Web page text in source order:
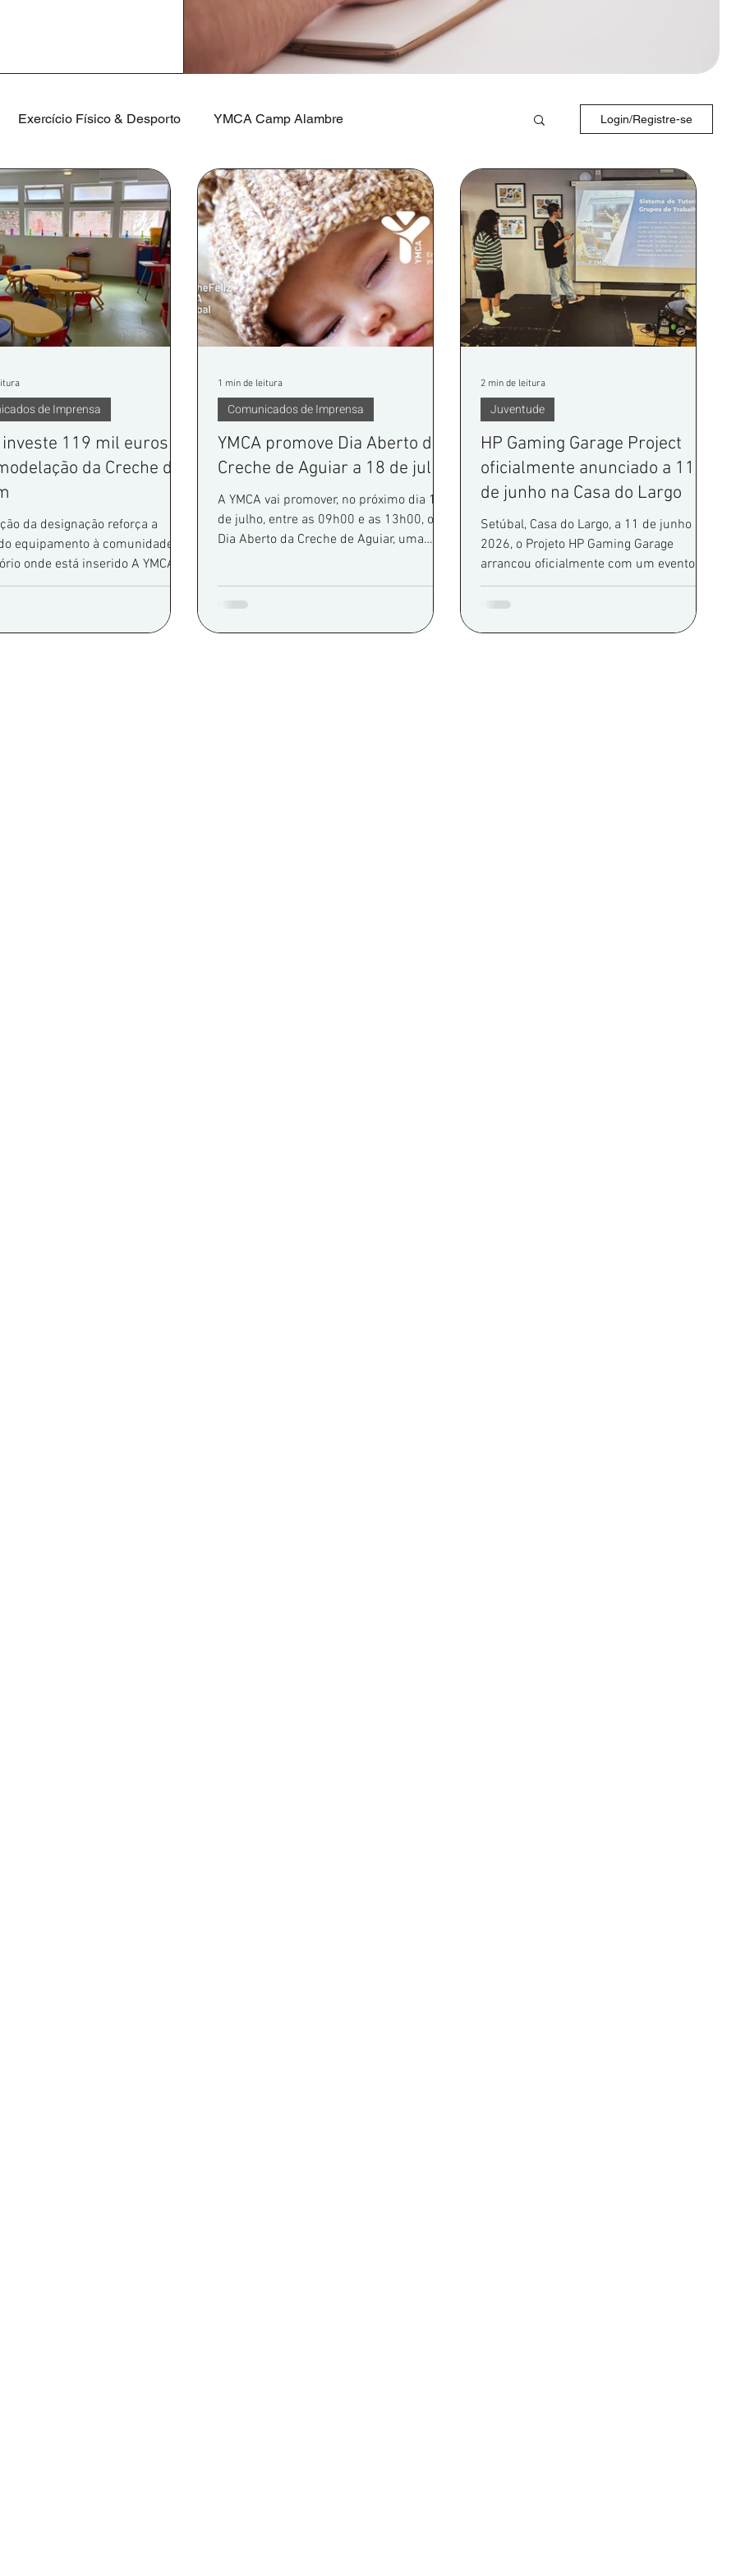
Exercício Físico & Desporto YMCA Camp Alambre
de Imprensa Aguiar, Viana do Alentejo Faro Setúbal
Login/Registre-se
investe 119 mil euros
da Creche do
da designação reforça a
equipamento à comunidade e
onde está inserido A YMCA
a remodelação total da
do Bonfim, num investimento de
euros, financiado pelo Plano
de Imprensa
YMCA promove Dia Aberto da
Creche de Aguiar a 18 de julho
A YMCA vai promover, no próximo dia 18
de julho, entre as 09h00 e as 13h00, o
Dia Aberto da Creche de Aguiar, uma
encarregados de educação.
Comunicados de Imprensa
1 min de leitura
HP Gaming Garage Project
oficialmente anunciado a 11
de junho na Casa do Largo
Setúbal, Casa do Largo, a 11 de junho de
2026, o Projeto HP Gaming Garage
arrancou oficialmente com um evento de
lançamento bem sucedido, reunindo
cerca de dez jovens motivados e prontos
Juventude
2 min de leitura